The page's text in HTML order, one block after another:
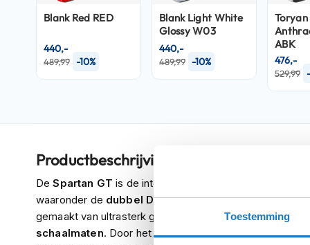
Toestemming
Crosshelmen
accessoires
offs
Crossbrillen
Oordoppen
Onderhoud
Blank Red RED
489,99 -10%
440,-
Blank Light White
Glossy W03
489,99 -10%
440,-
ABK
529,99
476,-
Productbeschrijving
DeSpartan GT is de integraal helm van Shark. Een erg
waaronder de dubbel D-ringgeschikt voor het ruigere
gemaakt van ultrasterk glasvezels, de schaal wordt
schaalmaten. Door het"Shark Emergency Removal